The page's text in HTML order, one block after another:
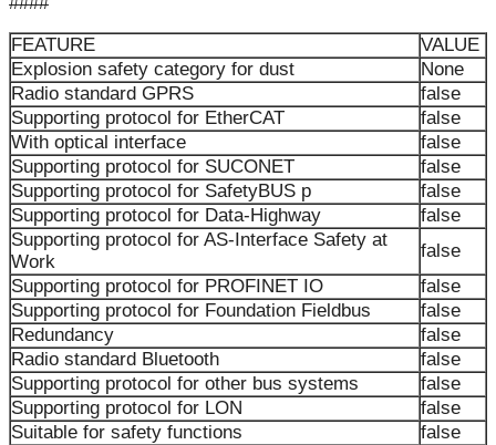
FEATURE
VALUE
Explosion safety category for dust
None
Radio standard GPRS
false
Supporting protocol for EtherCAT
false
With optical interface
false
Supporting protocol for SUCONET
false
Supporting protocol for SafetyBUS p
false
Supporting protocol for Data-Highway
false
Supporting protocol for AS-Interface Safety at
Work
false
Supporting protocol for PROFINET IO
false
Supporting protocol for Foundation Fieldbus
false
Redundancy
false
Radio standard Bluetooth
false
Supporting protocol for other bus systems
false
Supporting protocol for LON
false
Suitable for safety functions
false